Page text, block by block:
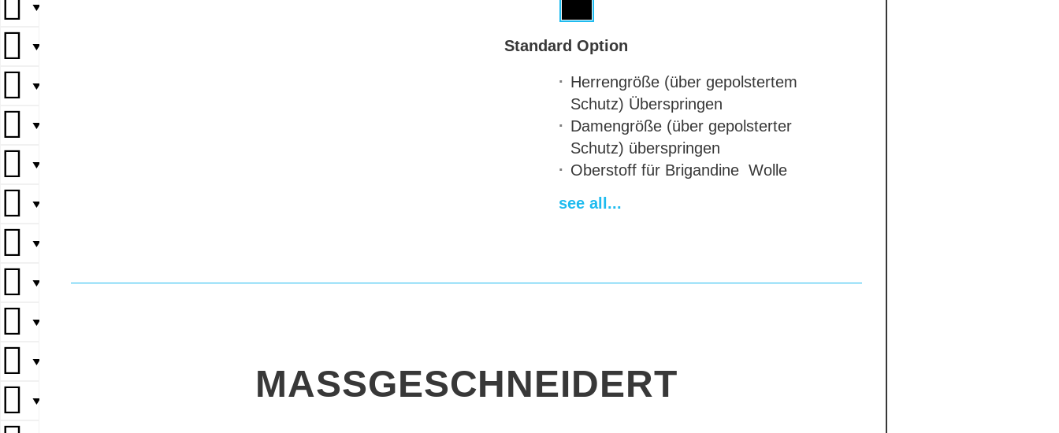
▼
▼
▼
▼
▼
▼
▼
▼
▼
▼
▼
Standard Option
Herrengröße (über gepolstertem
Schutz) Überspringen
Damengröße (über gepolsterter
Schutz) überspringen
Oberstoff für Brigandine Wolle
1.0 mm (18 ga)
nickel-plated buckles
see all...
MASSGESCHNEIDERT